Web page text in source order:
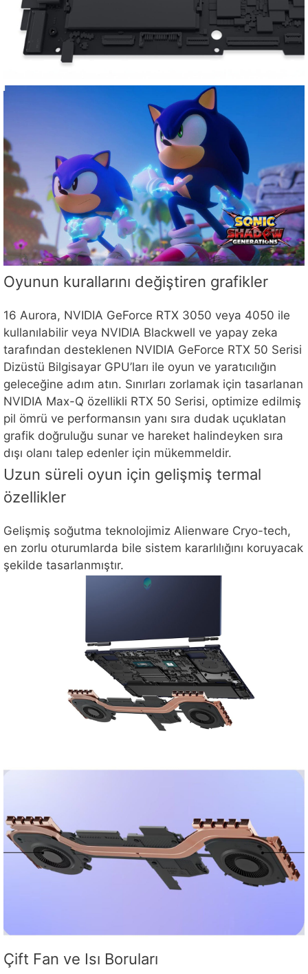
Oyunun kurallarını değiştiren grafikler
16 Aurora, NVIDIA GeForce RTX 3050 veya 4050 ile
kullanılabilir veya NVIDIA Blackwell ve yapay zeka
tarafından desteklenen NVIDIA GeForce RTX 50 Serisi
Dizüstü Bilgisayar GPU’ları ile oyun ve yaratıcılığın
geleceğine adım atın. Sınırları zorlamak için tasarlanan
NVIDIA Max-Q özellikli RTX 50 Serisi, optimize edilmiş
pil ömrü ve performansın yanı sıra dudak uçuklatan
grafik doğruluğu sunar ve hareket halindeyken sıra
dışı olanı talep edenler için mükemmeldir.
Uzun süreli oyun için gelişmiş termal
özellikler
Gelişmiş soğutma teknolojimiz Alienware Cryo-tech,
en zorlu oturumlarda bile sistem kararlılığını koruyacak
şekilde tasarlanmıştır.
Çift Fan ve Isı Boruları